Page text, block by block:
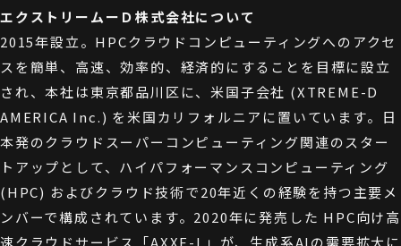
エクストリームーＤ株式会社について
2015年設立。HPCクラウドコンピューティングへのアクセ
スを簡単、高速、効率的、経済的にすることを目標に設立
され、本社は東京都品川区に、米国子会社 (XTREME-D
AMERICA Inc.) を米国カリフォルニアに置いています。日
本発のクラウドスーパーコンピューティング関連のスター
トアップとして、ハイパフォーマンスコンピューティング
(HPC) およびクラウド技術で20年近くの経験を持つ主要メ
ンバーで構成されています。2020年に発売した HPC向け高
速クラウドサービス「AXXE-L」が、生成系AIの需要拡大に